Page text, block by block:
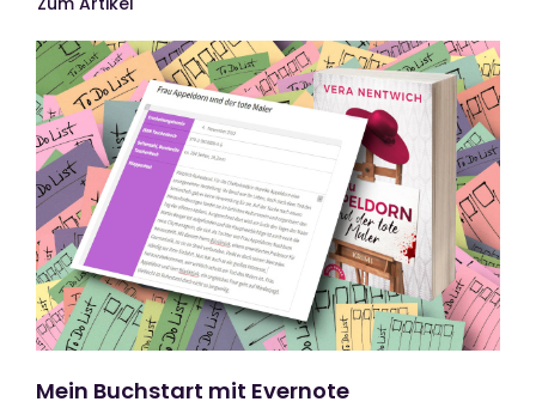
Mein Buchstart mit Evernote